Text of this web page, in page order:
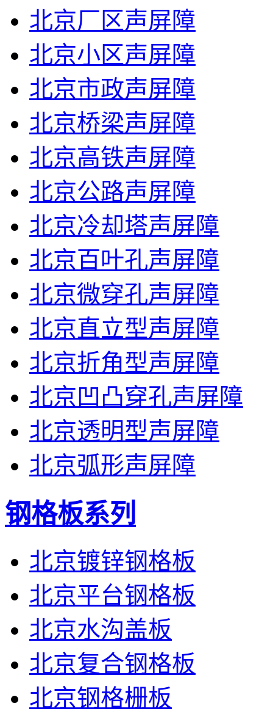
北京厂区声屏障
北京小区声屏障
北京市政声屏障
北京桥梁声屏障
北京高铁声屏障
北京公路声屏障
北京冷却塔声屏障
北京百叶孔声屏障
北京微穿孔声屏障
北京直立型声屏障
北京折角型声屏障
北京凹凸穿孔声屏障
北京透明型声屏障
北京弧形声屏障
钢格板系列
北京镀锌钢格板
北京平台钢格板
北京水沟盖板
北京复合钢格板
北京钢格栅板